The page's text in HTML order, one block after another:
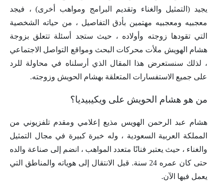
يجيد (التمثيل والغناء وتقديم البرامج ومواهب أخرى) ، فيجد
معجبيه ومعجبيه مهتمين بأدق التفاصيل ، من حياته الشخصية
التي تقودها زوجته وأولاده ، حيث ستجد أسئلة تتعلق بزوجة
هشام الهويش ملأت محركات البحث ومواقع التواصل الاجتماعي
، لذلك سنستعرض هذا المقال الذي أرسلناه في محاولة للرد
على جميع الاستفسارات المتعلقة بهشام الحويش وزوجته.
من هو هشام الحويش على ويكيبيديا؟
هشام عبد الرحمن الهويس مذيع إعلامي ومقدم تلفزيوني من
المملكة العربية السعودية ، وله خبرة كبيرة في مجال التمثيل
والغناء ، حيث يعتبر فنانًا متعدد المواهب ، انضم إلى صناعة والده
حتى كان عمره 24 سنة. قبل الانتقال إلى هوياته والمناطق التي
يعمل فيها الآن.